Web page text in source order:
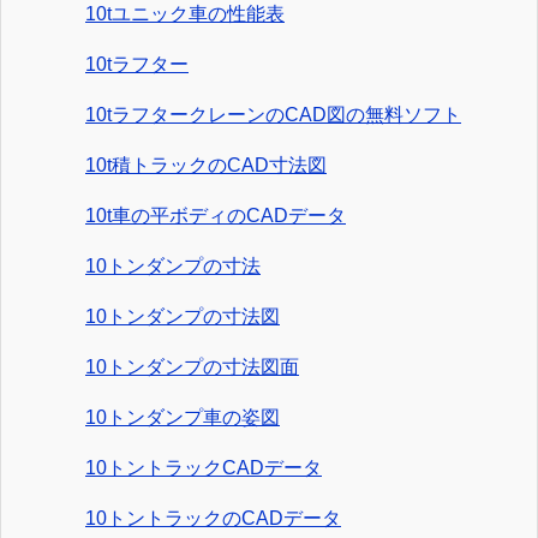
10tユニック車の性能表
10tラフター
10tラフタークレーンのCAD図の無料ソフト
10t積トラックのCAD寸法図
10t車の平ボディのCADデータ
10トンダンプの寸法
10トンダンプの寸法図
10トンダンプの寸法図面
10トンダンプ車の姿図
10トントラックCADデータ
10トントラックのCADデータ